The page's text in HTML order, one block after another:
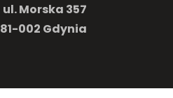
ul.Morska 357
81-002 Gdynia